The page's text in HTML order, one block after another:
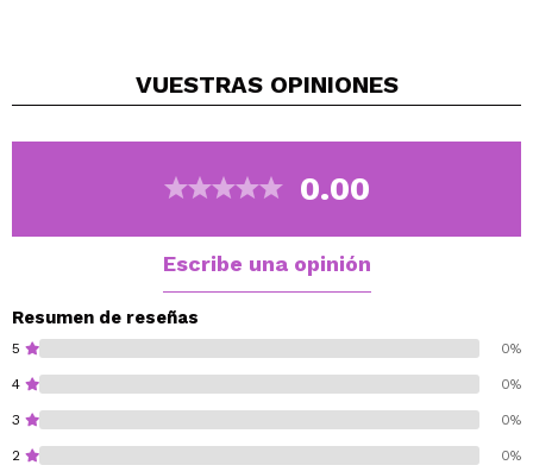
Enriquecido con péptidos, ayuda a mantener los labios
saludable durante todo el día.
postres dulces como Blueberry Muffin, Toasted
convirtiendo cada aplicación en una experiencia
Su acabado brillante y no pegajoso deja los labios con
efecto “buttery-soft”, suaves, luminosos y confortables
desde la primera pasada.
Perfecto para llevar solo o sobre otros labiales para
aportar un extra de brillo y cuidado.
VUESTRAS OPINIONES
0.00
Escribe una opinión
Resumen de reseñas
5 0%
4 0%
3 0%
2 0%